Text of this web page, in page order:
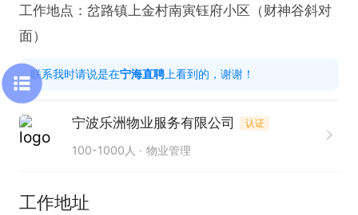
工作地点：岔路镇上金村南寅钰府小区（财神谷斜对
面）
联系我时请说是在宁海直聘 上看到的，谢谢！
宁波乐洲物业服务有限公司 认证
100-1000人 物业管理
工作地址